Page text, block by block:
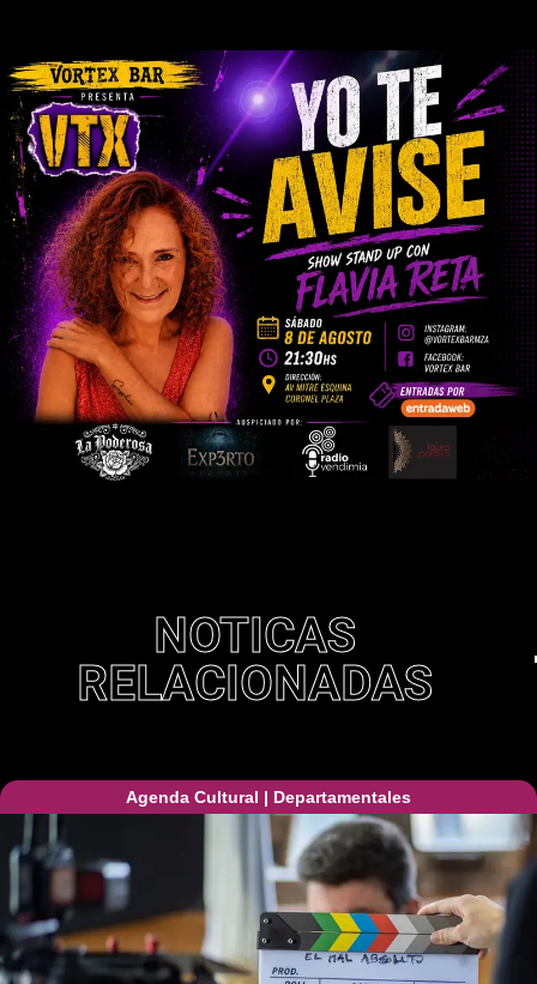
NOTICAS
RELACIONADAS
Agenda Cultural | Departamentales